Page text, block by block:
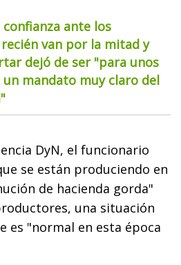
ante los
van por la mitad y
dejó de ser "para unos
un mandato muy claro del
DyN, el funcionario
se están produciendo en
de hacienda gorda"
una situación
es "normal en esta época